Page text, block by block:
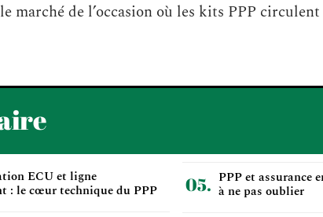
marché de l’occasion où les kits PPP circulent
ECU et ligne
: le cœur technique du PPP
PPP et assurance
à ne pas oublier